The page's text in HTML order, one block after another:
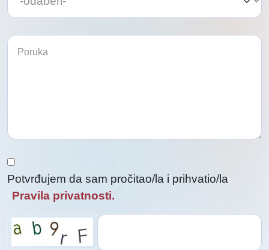
da
nas
kontaktirali
temu
biste
nas
Potvrđujem da sam pročitao/la i prihvatio/la
Pravila privatnosti.